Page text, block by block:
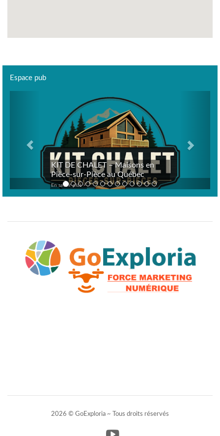
Espace pub
KIT DE CHALET – Maisons en
Pièce-sur-Pièce au Québec
En savoir plus >
2026 © GoExploria ~ Tous droits réservés